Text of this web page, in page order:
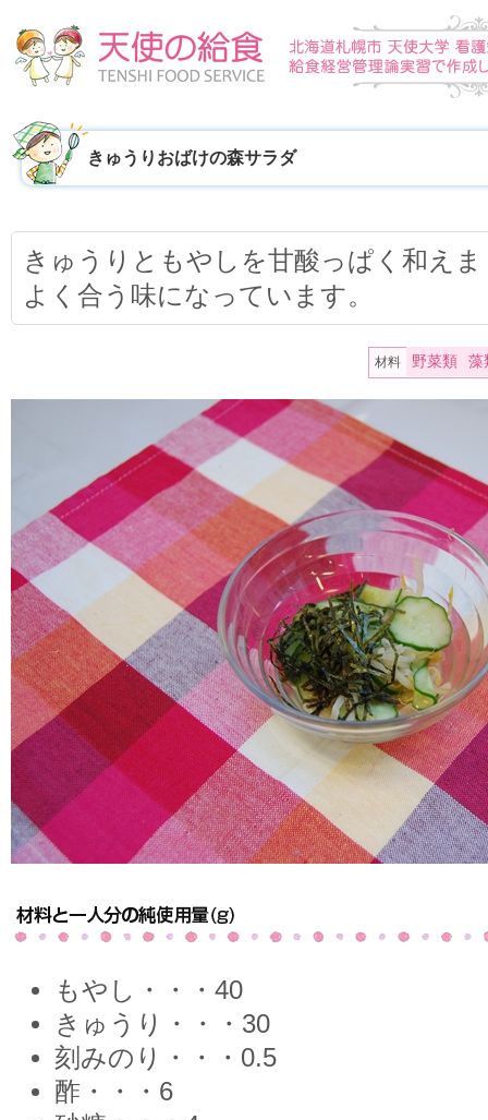
きゅうりおばけの森サラダ
きゅうりともやしを甘酸っぱく和え
よく合う味になっています。
材料 野菜類 藻
もやし・・・40
きゅうり・・・30
刻みのり・・・0.5
酢・・・6